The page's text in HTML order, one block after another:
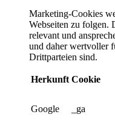
Marketing-Cookies
Webseiten zu folgen.
relevant und
und daher wertvoller
Drittparteien sind.
Herkunft Cookie
Google _ga